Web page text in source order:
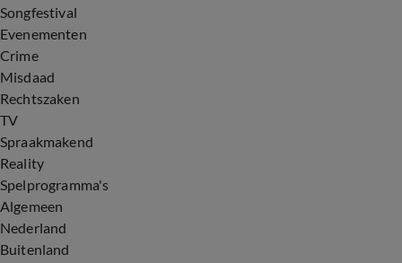
Songfestival
Evenementen
Crime
Misdaad
Rechtszaken
TV
Spraakmakend
Reality
Spelprogramma's
Algemeen
Nederland
Buitenland